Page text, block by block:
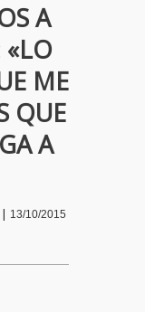
A
«LO
ME
QUE
A
| 13/10/2015